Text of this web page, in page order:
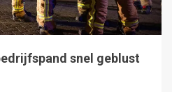
snel geblust